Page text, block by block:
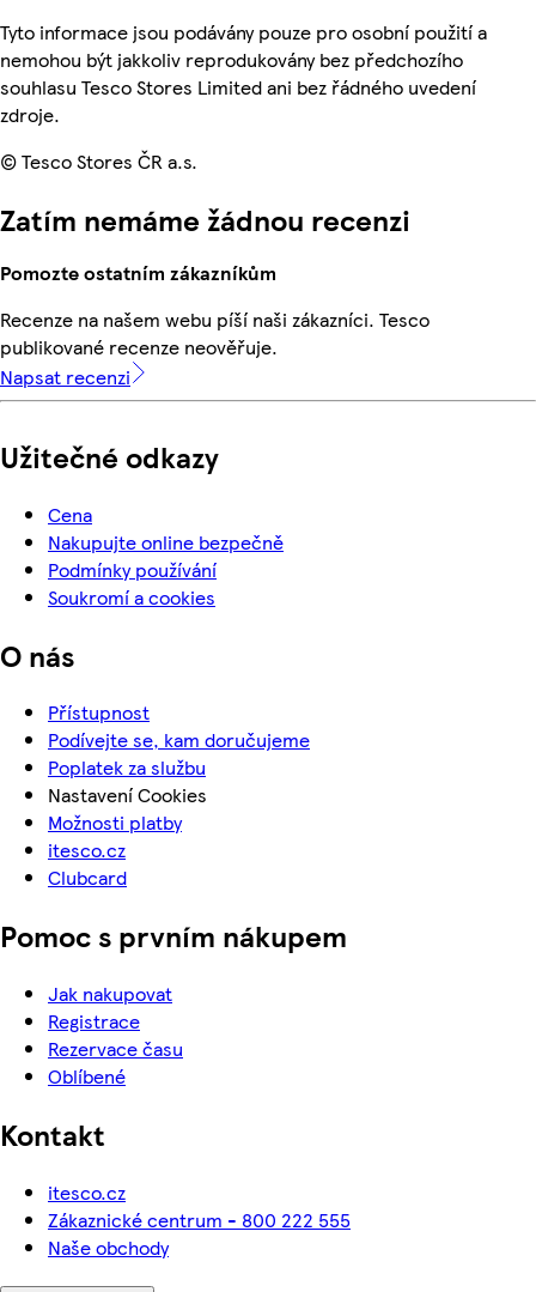
Tyto informace jsou podávány pouze pro osobní použití a
nemohou být jakkoliv reprodukovány bez předchozího
souhlasu Tesco Stores Limited ani bez řádného uvedení
zdroje.
© Tesco Stores ČR a.s.
Zatím nemáme žádnou recenzi
Pomozte ostatním zákazníkům
Recenze na našem webu píší naši zákazníci. Tesco
publikované recenze neověřuje.
Napsat recenzi
Užitečné odkazy
Cena
Nakupujte online bezpečně
Podmínky používání
Soukromí a cookies
O nás
Přístupnost
Podívejte se, kam doručujeme
Poplatek za službu
Nastavení Cookies
Možnosti platby
itesco.cz
Clubcard
Pomoc s prvním nákupem
Jak nakupovat
Registrace
Rezervace času
Oblíbené
Kontakt
itesco.cz
Zákaznické centrum - 800 222 555
Naše obchody